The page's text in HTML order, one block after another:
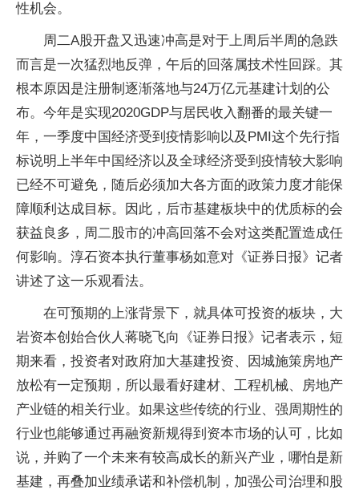
性机会。
周二A股开盘又迅速冲高是对于上周后半周的急跌
而言是一次猛烈地反弹，午后的回落属技术性回踩。其
根本原因是注册制逐渐落地与24万亿元基建计划的公
布。今年是实现2020GDP与居民收入翻番的最关键一
年，一季度中国经济受到疫情影响以及PMI这个先行指
标说明上半年中国经济以及全球经济受到疫情较大影响
已经不可避免，随后必须加大各方面的政策力度才能保
障顺利达成目标。因此，后市基建板块中的优质标的会
获益良多，周二股市的冲高回落不会对这类配置造成任
何影响。淳石资本执行董事杨如意对《证券日报》记者
讲述了这一乐观看法。
在可预期的上涨背景下，就具体可投资的板块，大
岩资本创始合伙人蒋晓飞向《证券日报》记者表示，短
期来看，投资者对政府加大基建投资、因城施策房地产
放松有一定预期，所以最看好建材、工程机械、房地产
产业链的相关行业。如果这些传统的行业、强周期性的
行业也能够通过再融资新规得到资本市场的认可，比如
说，并购了一个未来有较高成长的新兴产业，哪怕是新
基建，再叠加业绩承诺和补偿机制，加强公司治理和股